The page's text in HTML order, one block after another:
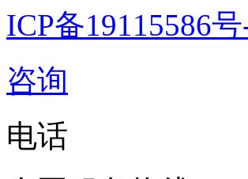
ICP备19115586号
咨询
电话